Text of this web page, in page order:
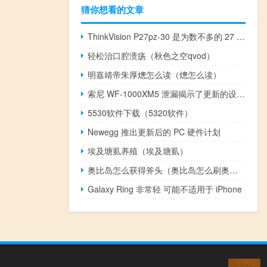
猜你想看的文章
ThinkVision P27pz-30 是为数不多的 27 英寸 Mini LED 显示器之一
轻松治口腔溃疡（秋色之空qvod）
明嘉靖帝朱厚熜怎么读（熜怎么读）
索尼 WF-1000XM5 泄漏揭示了更新的设计 改进的充电盒等
5530软件下载（5320软件）
Newegg 推出更新后的 PC 硬件计划
埃及塘虱养殖（埃及塘虱）
奥比岛怎么获得斧头（奥比岛怎么刷奥币）
Galaxy Ring 非常轻 可能不适用于 iPhone
小男孩